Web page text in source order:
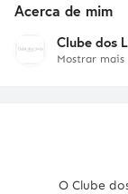
Acerca de mim
Clube dos
Mostrar mais
O Clube